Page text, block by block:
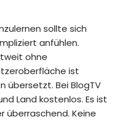
sollte sich
anfühlen.
ohne
ist
übersetzt. Bei BlogTV
Land kostenlos. Es ist
überraschend. Keine